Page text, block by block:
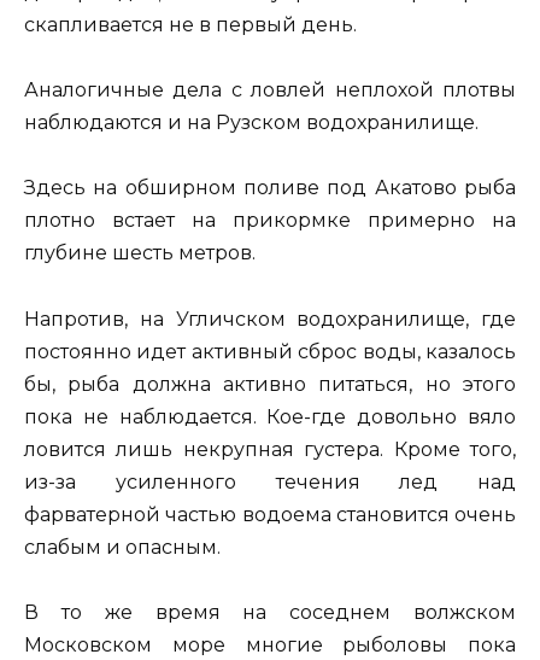
скапливается не в первый день.
Аналогичные дела с ловлей неплохой плотвы
наблюдаются и на Рузском водохранилище.
Здесь на обширном поливе под Акатово рыба
плотно встает на прикормке примерно на
глубине шесть метров.
Напротив, на Угличском водохранилище, где
постоянно идет активный сброс воды, казалось
бы, рыба должна активно питаться, но этого
пока не наблюдается. Кое-где довольно вяло
ловится лишь некрупная густера. Кроме того,
из-за усиленного течения лед над
фарватерной частью водоема становится очень
слабым и опасным.
В то же время на соседнем волжском
Московском море многие рыболовы пока